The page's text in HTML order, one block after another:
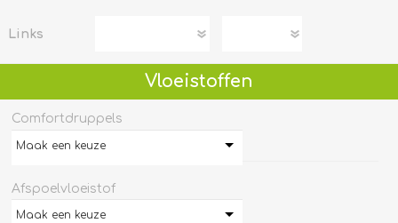
Links
Vloeistoffen
Comfortdruppels
Maak een keuze
Afspoelvloeistof
Maak een keuze